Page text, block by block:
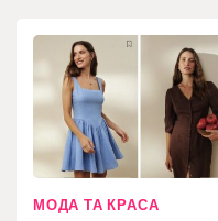
МОДА ТА КРАСА